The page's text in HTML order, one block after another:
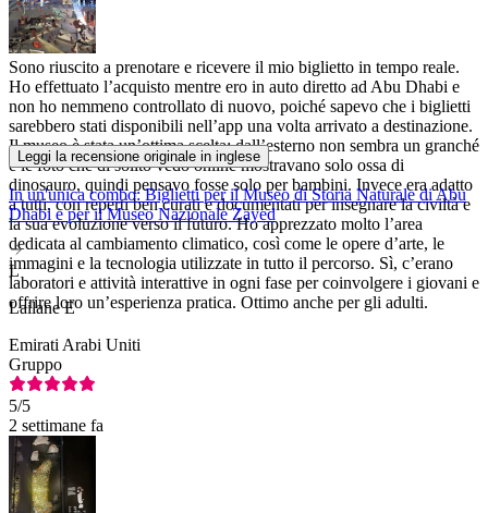
Sono riuscito a prenotare e ricevere il mio biglietto in tempo reale.
Ho effettuato l’acquisto mentre ero in auto diretto ad Abu Dhabi e
non ho nemmeno controllato di nuovo, poiché sapevo che i biglietti
sarebbero stati disponibili nell’app una volta arrivato a destinazione.
Il museo è stata un’ottima scelta: dall’esterno non sembra un granché
e le foto che di solito vedo online mostravano solo ossa di
dinosauro, quindi pensavo fosse solo per bambini. Invece era adatto
a tutti, con reperti ben curati e documentati per insegnare la civiltà e
la sua evoluzione verso il futuro. Ho apprezzato molto l’area
dedicata al cambiamento climatico, così come le opere d’arte, le
immagini e la tecnologia utilizzate in tutto il percorso. Sì, c’erano
laboratori e attività interattive in ogni fase per coinvolgere i giovani e
offrire loro un’esperienza pratica. Ottimo anche per gli adulti.
Leggi la recensione originale in inglese
In un'unica combo: Biglietti per il Museo di Storia Naturale di Abu
Dhabi e per il Museo Nazionale Zayed
L
Lailane E
Emirati Arabi Uniti
Gruppo
5/5
2 settimane fa